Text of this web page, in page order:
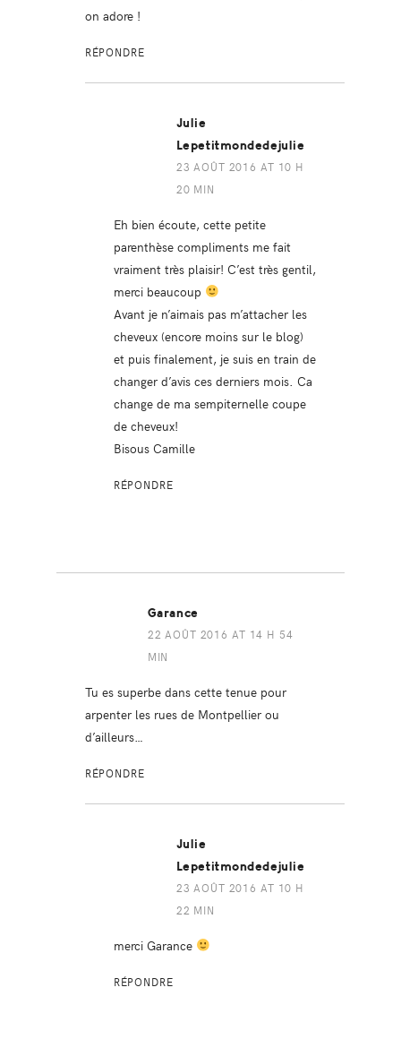
on adore !
RÉPONDRE
Julie
Lepetitmondedejulie
23 AOÛT 2016 AT 10 H
20 MIN
Eh bien écoute, cette petite
parenthèse compliments me fait
vraiment très plaisir! C’est très gentil,
merci beaucoup
Avant je n’aimais pas m’attacher les
cheveux (encore moins sur le blog)
et puis finalement, je suis en train de
changer d’avis ces derniers mois. Ca
change de ma sempiternelle coupe
de cheveux!
Bisous Camille
RÉPONDRE
Garance
22 AOÛT 2016 AT 14 H 54
MIN
Tu es superbe dans cette tenue pour
arpenter les rues de Montpellier ou
d’ailleurs…
RÉPONDRE
Julie
Lepetitmondedejulie
23 AOÛT 2016 AT 10 H
22 MIN
merci Garance
RÉPONDRE